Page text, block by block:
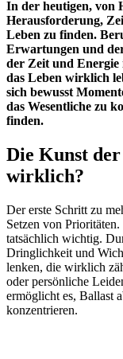
In der heutigen, von
Herausforderung,
Leben zu finden.
Erwartungen und
der Zeit und Energie
das Leben wirklich
sich bewusst
das Wesentliche zu
finden.
Die Kunst
wirklich?
Der erste Schritt zu
Setzen von
tatsächlich wichtig.
Dringlichkeit und
lenken, die wirklich
oder persönliche
ermöglicht es, Ballast
konzentrieren.